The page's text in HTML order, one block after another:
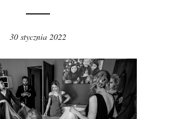
30 stycznia 2022